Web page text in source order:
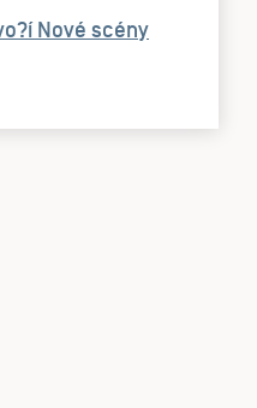
Nové scény